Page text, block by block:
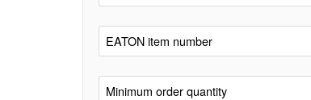
EATON item number
Minimum order quantity